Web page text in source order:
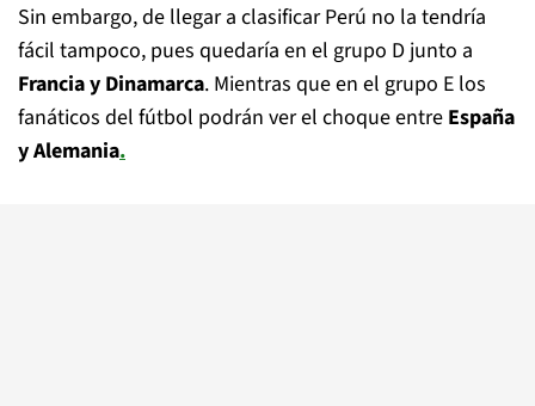
Sin embargo, de llegar a clasificar Perú no la tendría
fácil tampoco, pues quedaría en el grupo D junto a
Francia y Dinamarca. Mientras que en el grupo E los
fanáticos del fútbol podrán ver el choque entre España
y Alemania.